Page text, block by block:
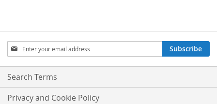
Sign
Up
for
Our
Subscribe
Search Terms
Privacy and Cookie Policy